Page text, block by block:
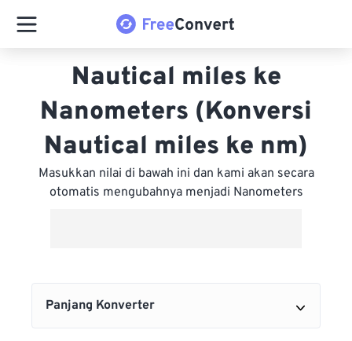
Nautical miles ke
Nanometers (Konversi
Nautical miles ke nm)
Masukkan nilai di bawah ini dan kami akan secara
otomatis mengubahnya menjadi Nanometers